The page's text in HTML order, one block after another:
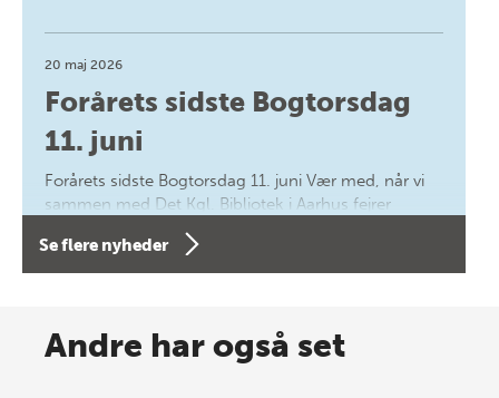
20 maj 2026
Forårets sidste Bogtorsdag
11. juni
Forårets sidste Bogtorsdag 11. juni Vær med, når vi
sammen med Det Kgl. Bibliotek i Aarhus fejrer
forfatterne bag vores nyes…
Spar op til 70% til sommer-
Se flere nyheder
Andre har også set